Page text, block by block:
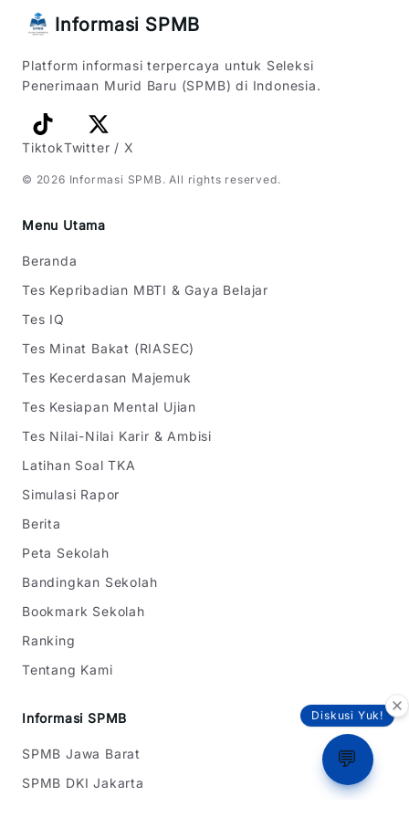
Diskusi Yuk!
💬
Informasi SPMB
Platform informasi terpercaya untuk Seleksi
Penerimaan Murid Baru (SPMB) di Indonesia.
TiktokTwitter / X
© 2026 Informasi SPMB . All rights reserved.
Menu Utama
Beranda
Tes Kepribadian MBTI & Gaya Belajar
Tes IQ
Tes Minat Bakat (RIASEC)
Tes Kecerdasan Majemuk
Tes Kesiapan Mental Ujian
Tes Nilai-Nilai Karir & Ambisi
Latihan Soal TKA
Simulasi Rapor
Berita
Peta Sekolah
Bandingkan Sekolah
Bookmark Sekolah
Ranking
Tentang Kami
Informasi SPMB
SPMB Jawa Barat
SPMB DKI Jakarta